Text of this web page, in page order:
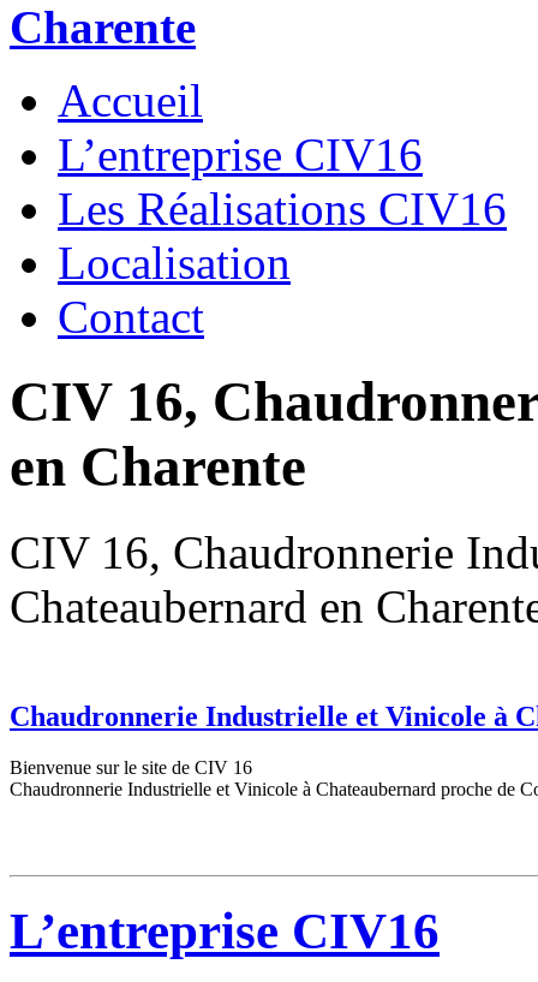
Charente
Accueil
L’entreprise CIV16
Les Réalisations CIV16
Localisation
Contact
CIV 16,
en Charente
CIV 16, Chaudronnerie
Chateaubernard en
Chaudronnerie Industrielle et Vinicole à
Bienvenue sur le site de CIV 16
Chaudronnerie Industrielle et Vinicole à Chateaubernard proche de
L’entreprise CIV16